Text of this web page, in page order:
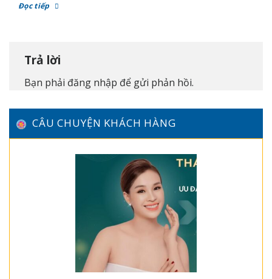
Đọc tiếp
Trả lời
Bạn phải đăng nhập để gửi phản hồi.
CÂU CHUYỆN KHÁCH HÀNG